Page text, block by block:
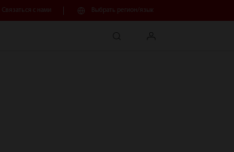
Связаться с нами Выбрать регион/язык